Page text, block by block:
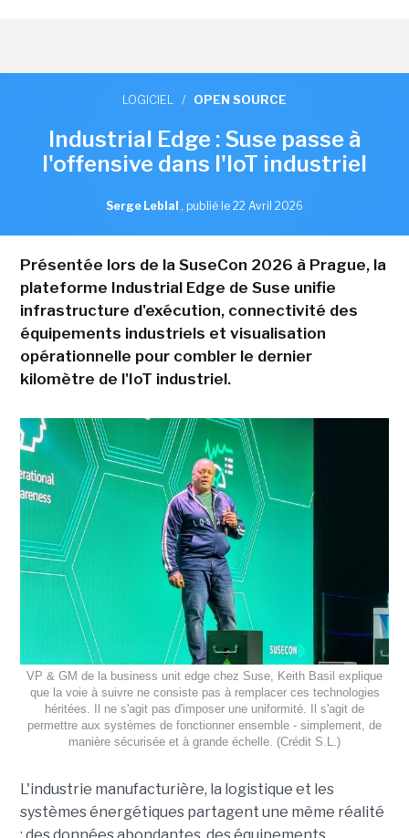
LOGICIEL / OPEN SOURCE
Industrial Edge : Suse passe à
l'offensive dans l'IoT industriel
Serge Leblal , publié le 22 Avril 2026
Présentée lors de la SuseCon 2026 à Prague, la
plateforme Industrial Edge de Suse unifie
infrastructure d'exécution, connectivité des
équipements industriels et visualisation
opérationnelle pour combler le dernier
kilomètre de l'IoT industriel.
VP & GM de la business unit edge chez Suse, Keith Basil explique
que la voie à suivre ne consiste pas à remplacer ces technologies
héritées. Il ne s'agit pas d'imposer une uniformité. Il s'agit de
permettre aux systèmes de fonctionner ensemble - simplement, de
manière sécurisée et à grande échelle. (Crédit S.L.)
L'industrie manufacturière, la logistique et les
systèmes énergétiques partagent une même réalité